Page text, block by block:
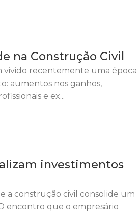
na Construção Civil
vivido recentemente uma época
aumentos nos ganhos,
e ex...
investimentos
a construção civil consolide um
encontro que o empresário